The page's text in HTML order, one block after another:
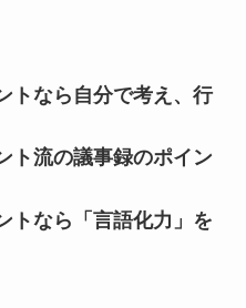
トなら自分で考え、行
ト流の議事録のポイン
トなら「言語化力」を